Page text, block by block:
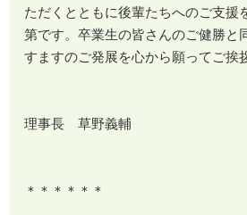
ただくとともに後輩たちへのご支援
第です。卒業生の皆さんのご健勝と
すますのご発展を心から願ってご挨
理事長 草野義輔
＊＊＊＊＊＊